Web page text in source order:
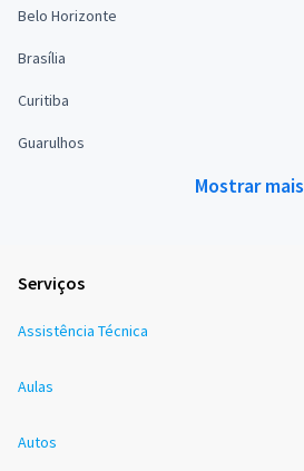
Belo Horizonte
Brasília
Curitiba
Guarulhos
Mostrar mais
Serviços
Assistência Técnica
Aulas
Autos